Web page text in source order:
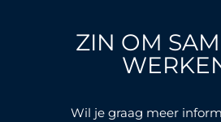
o
r
a
m
ZIN OM
Wil je graag meer